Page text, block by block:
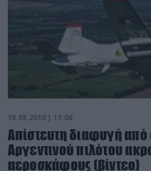
18.08.2010 | 13:06
Απίστευτη διαφυγή από
Αργεντινού πιλότου
αεροσκάφους (βίντεο)